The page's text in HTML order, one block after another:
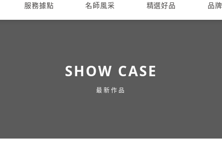
服務據點 名師風采 精選好品 品
SHOW CASE
最新作品